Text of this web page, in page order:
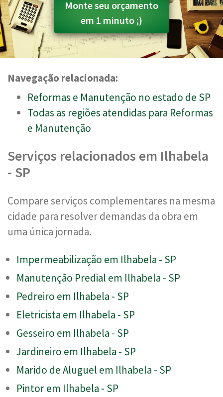
Monte seu orçamento
em 1 minuto ;)
Navegação relacionada:
Reformas e Manutenção no estado de SP
Todas as regiões atendidas para Reformas
e Manutenção
Serviços relacionados em Ilhabela
- SP
Compare serviços complementares na mesma
cidade para resolver demandas da obra em
uma única jornada.
Impermeabilização em Ilhabela - SP
Manutenção Predial em Ilhabela - SP
Pedreiro em Ilhabela - SP
Eletricista em Ilhabela - SP
Gesseiro em Ilhabela - SP
Jardineiro em Ilhabela - SP
Marido de Aluguel em Ilhabela - SP
Pintor em Ilhabela - SP